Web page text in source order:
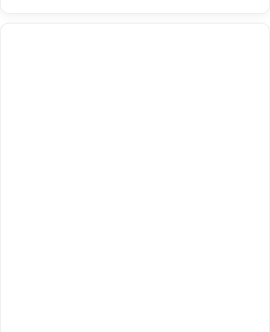
Alman Kültürü ve Edebiyatı